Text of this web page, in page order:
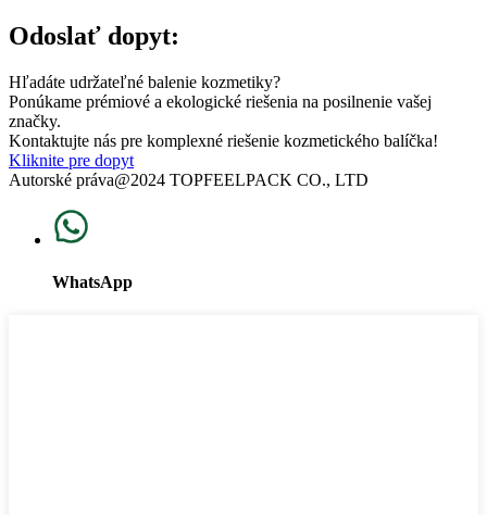
Odoslať dopyt:
Hľadáte udržateľné balenie kozmetiky?
Ponúkame prémiové a ekologické riešenia na posilnenie vašej
značky.
Kontaktujte nás pre komplexné riešenie kozmetického balíčka!
Kliknite pre dopyt
Autorské práva@2024 TOPFEELPACK CO., LTD
WhatsApp